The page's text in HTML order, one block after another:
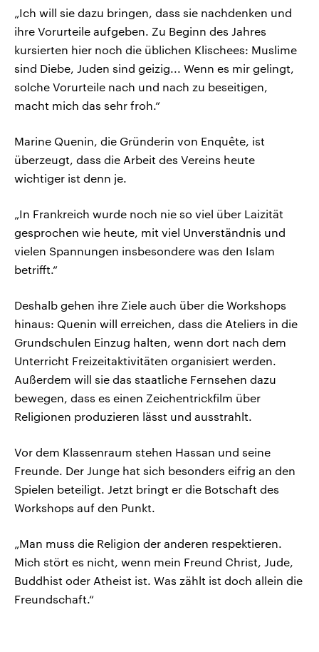
„Ich will sie dazu bringen, dass sie nachdenken und
ihre Vorurteile aufgeben. Zu Beginn des Jahres
kursierten hier noch die üblichen Klischees: Muslime
sind Diebe, Juden sind geizig... Wenn es mir gelingt,
solche Vorurteile nach und nach zu beseitigen,
macht mich das sehr froh.“
Marine Quenin, die Gründerin von Enquête, ist
überzeugt, dass die Arbeit des Vereins heute
wichtiger ist denn je.
„In Frankreich wurde noch nie so viel über Laizität
gesprochen wie heute, mit viel Unverständnis und
vielen Spannungen insbesondere was den Islam
betrifft.“
Deshalb gehen ihre Ziele auch über die Workshops
hinaus: Quenin will erreichen, dass die Ateliers in die
Grundschulen Einzug halten, wenn dort nach dem
Unterricht Freizeitaktivitäten organisiert werden.
Außerdem will sie das staatliche Fernsehen dazu
bewegen, dass es einen Zeichentrickfilm über
Religionen produzieren lässt und ausstrahlt.
Vor dem Klassenraum stehen Hassan und seine
Freunde. Der Junge hat sich besonders eifrig an den
Spielen beteiligt. Jetzt bringt er die Botschaft des
Workshops auf den Punkt.
„Man muss die Religion der anderen respektieren.
Mich stört es nicht, wenn mein Freund Christ, Jude,
Buddhist oder Atheist ist. Was zählt ist doch allein die
Freundschaft.“